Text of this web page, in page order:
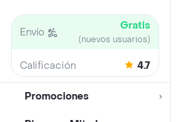
Envío Gratis
(nuevos usuarios)
Calificación 4.7
Promociones